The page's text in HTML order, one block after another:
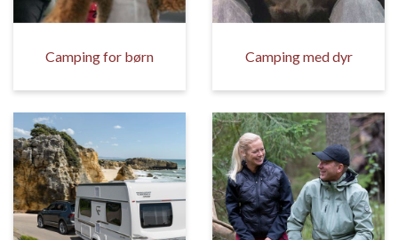
Camping for børn Camping med dyr